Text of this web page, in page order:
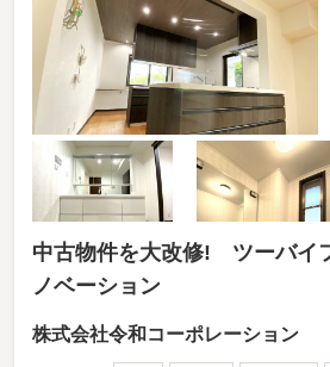
中古物件を大改修! ツーバイ
ノベーション
株式会社令和コーポレーション